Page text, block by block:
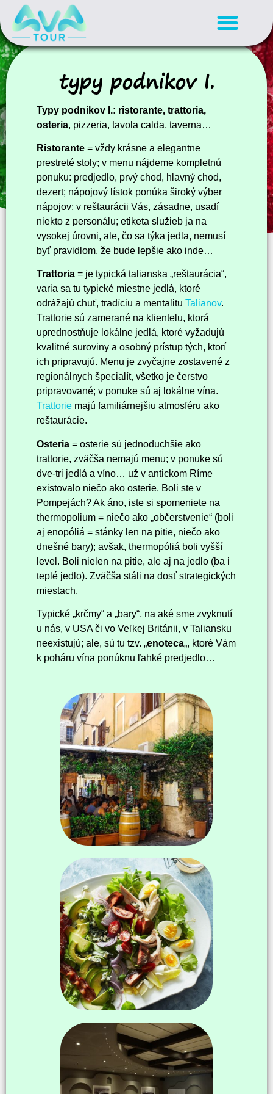
typy podnikov I.
Typy podnikov I.: ristorante, trattoria,
osteria, pizzeria, tavola calda, taverna…
Ristorante = vždy krásne a elegantne
prestreté stoly; v menu nájdeme kompletnú
ponuku: predjedlo, prvý chod, hlavný chod,
dezert; nápojový lístok ponúka široký výber
nápojov; v reštaurácii Vás, zásadne, usadí
niekto z personálu; etiketa služieb ja na
vysokej úrovni, ale, čo sa týka jedla, nemusí
byť pravidlom, že bude lepšie ako inde…
Trattoria = je typická talianska „reštaurácia“,
varia sa tu typické miestne jedlá, ktoré
odrážajú chuť, tradíciu a mentalitu Talianov.
Trattorie sú zamerané na klientelu, ktorá
uprednostňuje lokálne jedlá, ktoré vyžadujú
kvalitné suroviny a osobný prístup tých, ktorí
ich pripravujú. Menu je zvyčajne zostavené z
regionálnych špecialít, všetko je čerstvo
pripravované; v ponuke sú aj lokálne vína.
Trattorie majú familiárnejšiu atmosféru ako
reštaurácie.
Osteria = osterie sú jednoduchšie ako
trattorie, zväčša nemajú menu; v ponuke sú
dve-tri jedlá a víno… už v antickom Ríme
existovalo niečo ako osterie. Boli ste v
Pompejách? Ak áno, iste si spomeniete na
thermopolium = niečo ako „občerstvenie“ (boli
aj enopóliá = stánky len na pitie, niečo ako
dnešné bary); avšak, thermopóliá boli vyšší
level. Boli nielen na pitie, ale aj na jedlo (ba i
teplé jedlo). Zväčša stáli na dosť strategických
miestach.
Typické „krčmy“ a „bary“, na aké sme zvyknutí
u nás, v USA či vo Veľkej Británii, v Taliansku
neexistujú; ale, sú tu tzv. „enoteca„, ktoré Vám
k poháru vína ponúknu ľahké predjedlo…